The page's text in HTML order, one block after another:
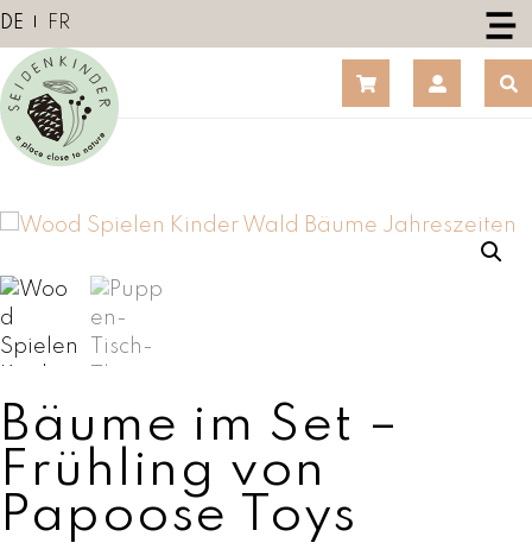
Z
m
I
n
l
p
r
i
g
e
n
DE FR
Bäume im Set –
Frühling von
Papoose Toys